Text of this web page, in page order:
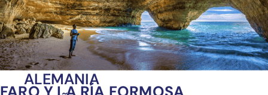
Europa África América
Asia
ALEMANIA